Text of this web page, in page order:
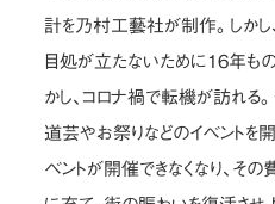
計を乃村工藝社が制作。しか
目処が立たないために16年もの
かし、コロナ禍で転機が訪れる
道芸やお祭りなどのイベントを
ベントが開催できなくなり、そ